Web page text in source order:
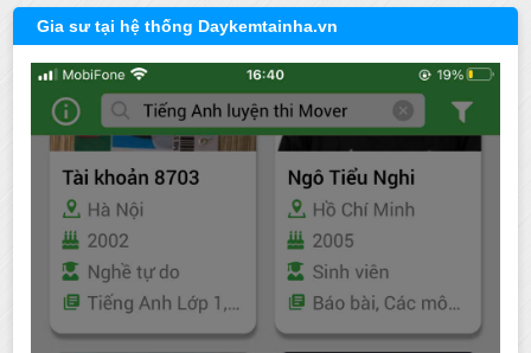
Gia sư tại hệ thống Daykemtainha.vn